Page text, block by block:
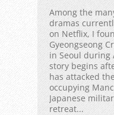
Among the
dramas
on Netflix, I
Gyeongseong
in Seoul during
story begins
has attacked
occupying
Japanese
retreat...